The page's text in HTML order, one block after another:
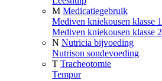
M Medicatiegebruik
Mediven kniekousen klasse 1
Mediven kniekousen klasse 2
N Nutricia bijvoeding
Nutrison sondevoeding
T Tracheotomie
Tempur